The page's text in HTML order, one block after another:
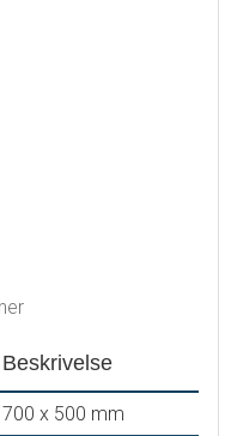
K
Beskrivelse
700 x 500 mm